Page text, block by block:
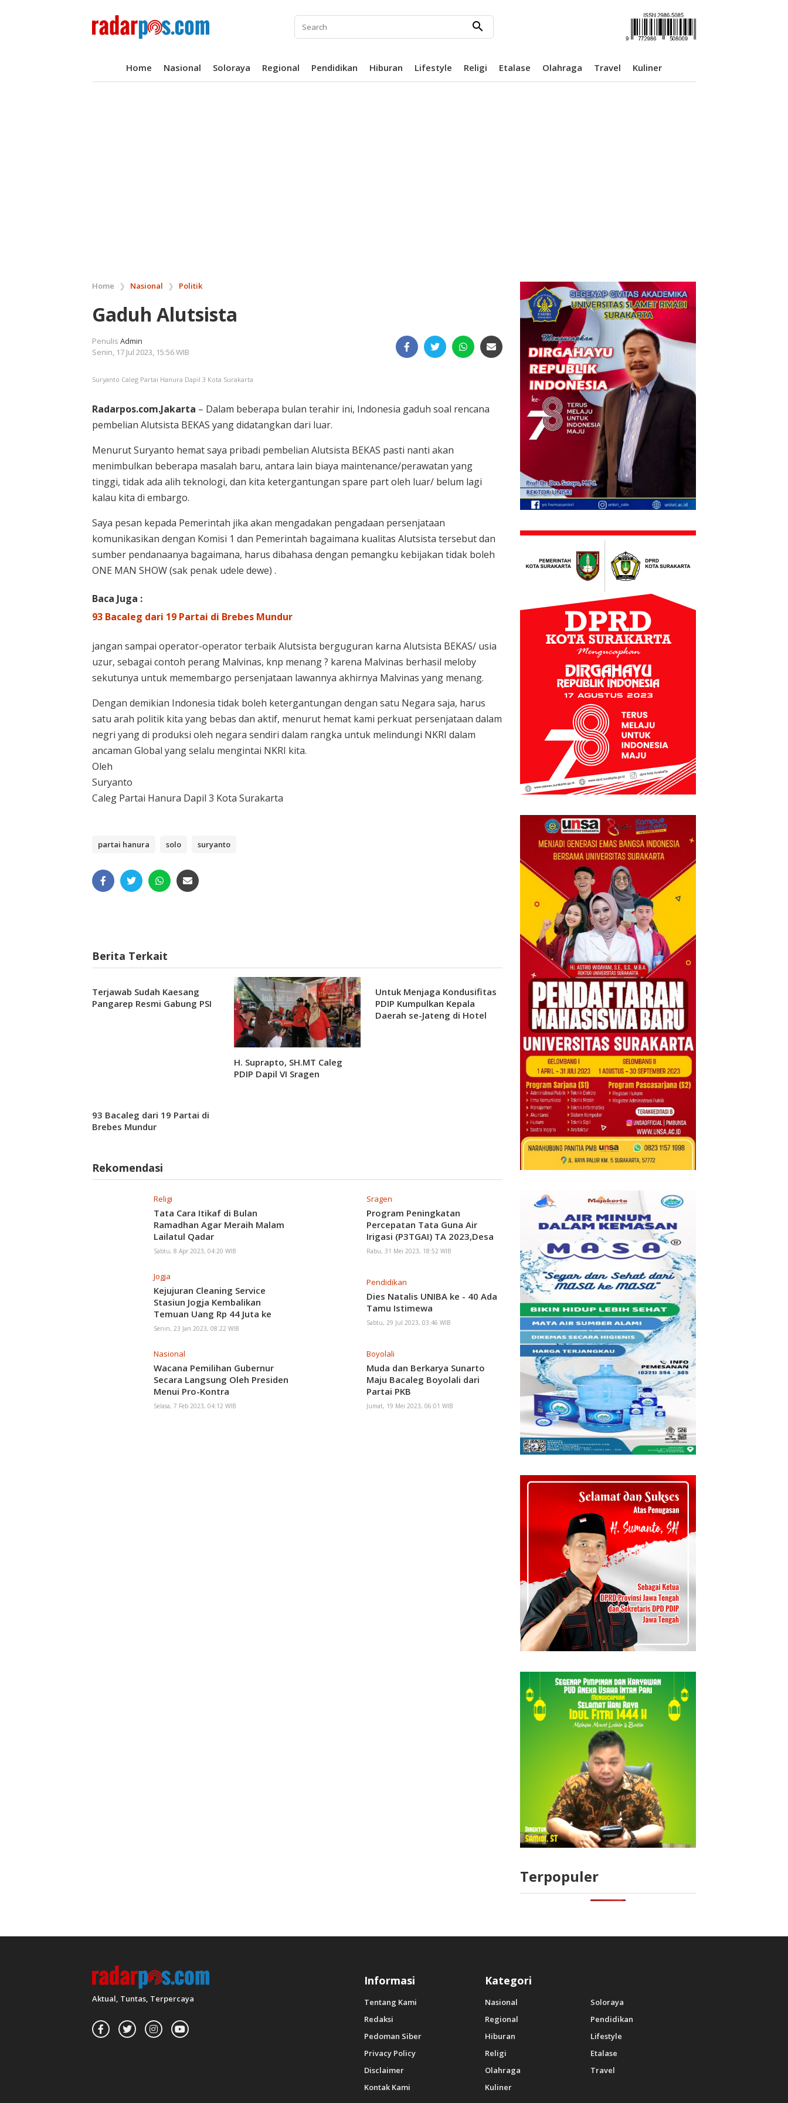
search
Home Nasional Soloraya Regional Pendidikan Hiburan Lifestyle Religi Etalase Olahraga Travel Kuliner
Home ❯ Nasional ❯ Politik
Gaduh Alutsista
Penulis Admin
Senin, 17 Jul 2023, 15:56 WIB
Suryanto Caleg Partai Hanura Dapil 3 Kota Surakarta
Radarpos.com.Jakarta – Dalam beberapa bulan terahir ini, Indonesia gaduh soal rencana
pembelian Alutsista BEKAS yang didatangkan dari luar.
Menurut Suryanto hemat saya pribadi pembelian Alutsista BEKAS pasti nanti akan
menimbulkan beberapa masalah baru, antara lain biaya maintenance/perawatan yang
tinggi, tidak ada alih teknologi, dan kita ketergantungan spare part oleh luar/ belum lagi
kalau kita di embargo.
Saya pesan kepada Pemerintah jika akan mengadakan pengadaan persenjataan
komunikasikan dengan Komisi 1 dan Pemerintah bagaimana kualitas Alutsista tersebut dan
sumber pendanaanya bagaimana, harus dibahasa dengan pemangku kebijakan tidak boleh
ONE MAN SHOW (sak penak udele dewe) .
Baca Juga :
93 Bacaleg dari 19 Partai di Brebes Mundur
jangan sampai operator-operator terbaik Alutsista berguguran karna Alutsista BEKAS/ usia
uzur, sebagai contoh perang Malvinas, knp menang ? karena Malvinas berhasil meloby
sekutunya untuk memembargo persenjataan lawannya akhirnya Malvinas yang menang.
Dengan demikian Indonesia tidak boleh ketergantungan dengan satu Negara saja, harus
satu arah politik kita yang bebas dan aktif, menurut hemat kami perkuat persenjataan dalam
negri yang di produksi oleh negara sendiri dalam rangka untuk melindungi NKRI dalam
ancaman Global yang selalu mengintai NKRI kita.
Oleh
Suryanto
Caleg Partai Hanura Dapil 3 Kota Surakarta
partai hanura solo suryanto
Berita Terkait
Terjawab Sudah Kaesang
Pangarep Resmi Gabung PSI
H. Suprapto, SH.MT Caleg
PDIP Dapil VI Sragen
Untuk Menjaga Kondusifitas
PDIP Kumpulkan Kepala
Daerah se-Jateng di Hotel
93 Bacaleg dari 19 Partai di
Brebes Mundur
Rekomendasi
Religi
Tata Cara Itikaf di Bulan
Ramadhan Agar Meraih Malam
Lailatul Qadar
Sabtu, 8 Apr 2023, 04:20 WIB
Sragen
Program Peningkatan
Percepatan Tata Guna Air
Irigasi (P3TGAI) TA 2023,Desa
Samberembe Diduga
Rabu, 31 Mei 2023, 18:52 WIB
Jogja
Kejujuran Cleaning Service
Stasiun Jogja Kembalikan
Temuan Uang Rp 44 Juta ke
Pemiliknya
Senin, 23 Jan 2023, 08:22 WIB
Pendidikan
Dies Natalis UNIBA ke - 40 Ada
Tamu Istimewa
Sabtu, 29 Jul 2023, 03:46 WIB
Nasional
Wacana Pemilihan Gubernur
Secara Langsung Oleh Presiden
Menui Pro-Kontra
Selasa, 7 Feb 2023, 04:12 WIB
Boyolali
Muda dan Berkarya Sunarto
Maju Bacaleg Boyolali dari
Partai PKB
Jumat, 19 Mei 2023, 06:01 WIB
Terpopuler
Aktual, Tuntas, Terpercaya
Informasi
Tentang Kami
Redaksi
Pedoman Siber
Privacy Policy
Disclaimer
Kontak Kami
Kategori
Nasional
Soloraya
Regional
Pendidikan
Hiburan
Lifestyle
Religi
Etalase
Olahraga
Travel
Kuliner